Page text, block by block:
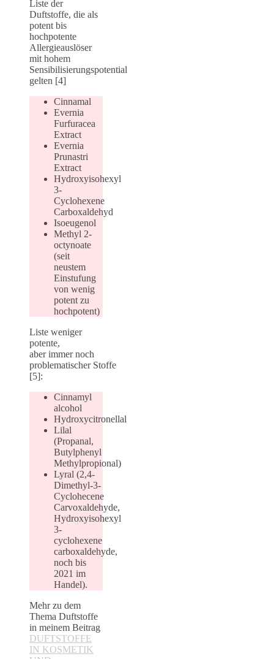
Liste der
Duftstoffe, die als
potent bis
hochpotente
Allergieauslöser
mit hohem
Sensibilisierungspotential
gelten [4]
Cinnamal
Evernia
Furfuracea
Extract
Evernia
Prunastri
Extract
Hydroxyisohexyl
3-
Cyclohexene
Carboxaldehyd
Isoeugenol
Methyl 2-
octynoate
(seit
neustem
Einstufung
von wenig
potent zu
hochpotent)
Liste weniger
potente,
aber immer noch
problematischer Stoffe
[5]:
Cinnamyl
alcohol
Hydroxycitronellal
Lilal
(Propanal,
Butylphenyl
Methylpropional)
Lyral (2,4-
Dimethyl-3-
Cyclohecene
Carvoxaldehyde,
Hydroxyisohexyl
3-
cyclohexene
carboxaldehyde,
noch bis
2021 im
Handel).
Mehr zu dem
Thema Duftstoffe
in meinem Beitrag
DUFTSTOFFE
IN KOSMETIK